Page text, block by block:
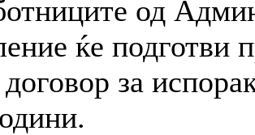
од
ќе
за